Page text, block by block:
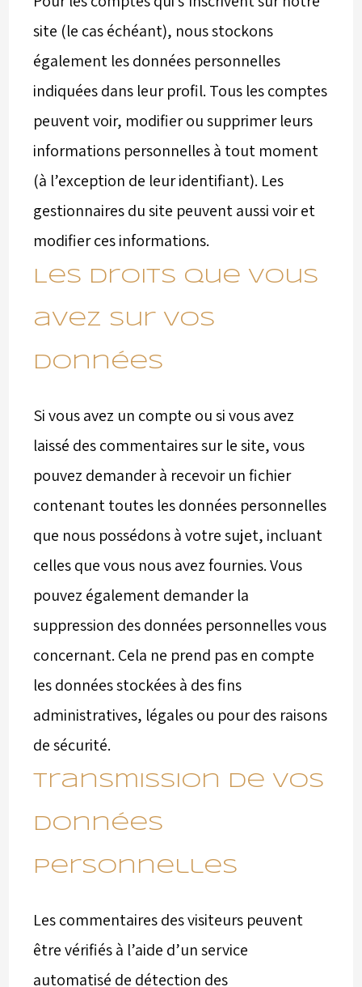
site (le cas échéant), nous stockons
également les données personnelles
indiquées dans leur profil. Tous les comptes
peuvent voir, modifier ou supprimer leurs
informations personnelles à tout moment
(à l’exception de leur identifiant). Les
gestionnaires du site peuvent aussi voir et
modifier ces informations.
Les droits que vous
avez sur vos
données
Si vous avez un compte ou si vous avez
laissé des commentaires sur le site, vous
pouvez demander à recevoir un fichier
contenant toutes les données personnelles
que nous possédons à votre sujet, incluant
celles que vous nous avez fournies. Vous
pouvez également demander la
suppression des données personnelles vous
concernant. Cela ne prend pas en compte
les données stockées à des fins
administratives, légales ou pour des raisons
de sécurité.
Transmission de vos
données
personnelles
Les commentaires des visiteurs peuvent
être vérifiés à l’aide d’un service
automatisé de détection des